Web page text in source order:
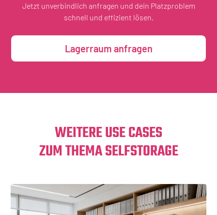
Jetzt unverbindlich anfragen und dein Platzproblem
schnell und effizient lösen.
Lagerraum anfragen
WEITERE USE CASES
ZUM THEMA SELFSTORAGE